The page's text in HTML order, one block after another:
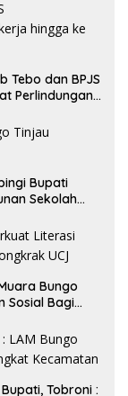
Tebo dan BPJS
Perlindungan
Bupati
Sekolah
Bungo
Sosial Bagi
Tobroni :